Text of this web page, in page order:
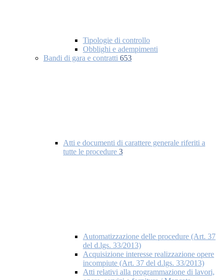
Tipologie di controllo
Obblighi e adempimenti
Bandi di gara e contratti 653
Atti e documenti di carattere generale riferiti a
tutte le procedure 3
Automatizzazione delle procedure (Art. 37
del d.lgs. 33/2013)
Acquisizione interesse realizzazione opere
incompiute (Art. 37 del d.lgs. 33/2013)
Atti relativi alla programmazione di lavori,